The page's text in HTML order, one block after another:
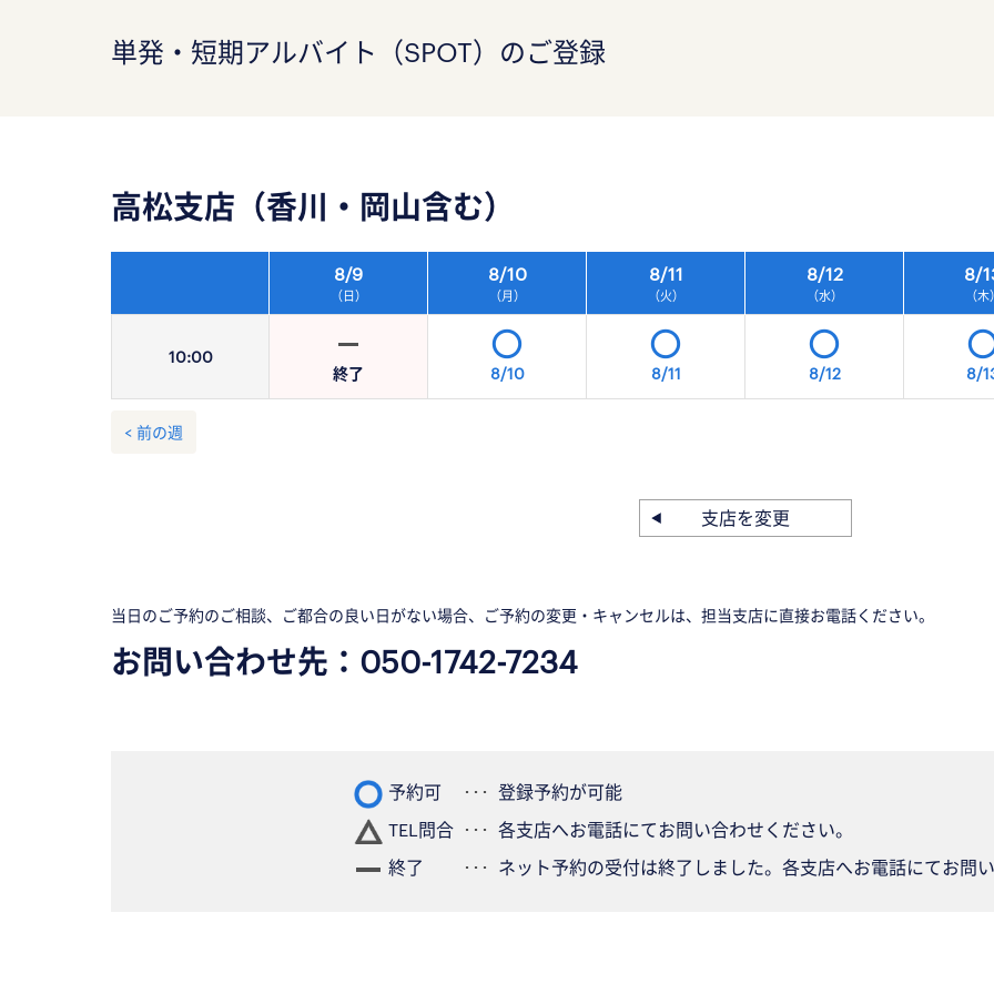
単発・短期アルバイト（SPOT）のご登録
高松支店（香川・岡山含む）
10:00
8/9
（日）
8/10
（月）
8/11
（火）
8/12
（水）
8/
（木）
終了 8/10 8/11 8/12 8/
< 前の週
支店を変更
当日のご予約のご相談、ご都合の良い日がない場合、ご予約の変更・キャンセルは、担当支店に直接お電話ください。
お問い合わせ先： 050-1742-7234
予約可
登録予約が可能
TEL問合
各支店へお電話にてお問い合わせください。
終了
ネット予約の受付は終了しました。各支店へお電話にてお問い